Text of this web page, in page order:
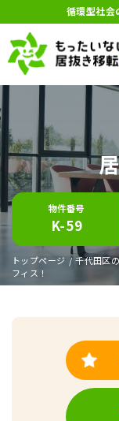
循環型社会
物件番号
K-59
トップページ / 千代田区
フィス！